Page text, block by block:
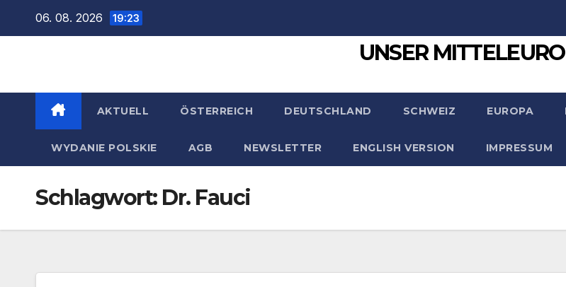
06. 08. 2026 19:23
UNSER
AKTUELL ÖSTERREICH DEUTSCHLAND SCHWEIZ EUROPA
WYDANIE POLSKIE AGB NEWSLETTER ENGLISH VERSION IMPRESSUM
Schlagwort: Dr. Fauci